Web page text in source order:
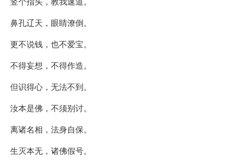
鼻孔辽天，眼睛潦倒。
更不说钱，也不爱宝。
不得妄想，不得作造。
但识得心，无法不到。
汝本是佛，不须别讨。
离诸名相，法身自保。
生灭本无，诸佛假号。